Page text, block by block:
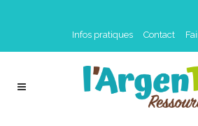
Infos pratiques Contact